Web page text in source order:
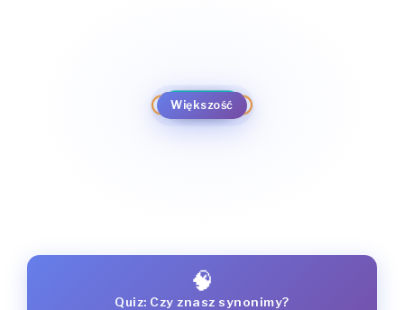
Większość
gros
większa część
większość
nie można
nie sposób
niepodobna
lwia część
niemal wszystko
apogeum
ekstremum
kres górny
maksimum
🧠
Quiz: Czy znasz synonimy?